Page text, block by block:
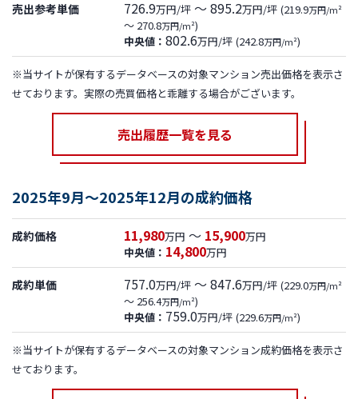
売出参考単価 726.9万円/坪 ～ 895.2万円/坪 (219.9万円/m²
～ 270.8万円/m²)
中央値： 802.6万円/坪 (242.8万円/m²)
※当サイトが保有するデータベースの対象マンション売出価格を表示さ
せております。実際の売買価格と乖離する場合がございます。
売出履歴一覧を見る
2025年9月～2025年12月の成約価格
成約価格 11,980万円 ～ 15,900万円
中央値： 14,800万円
成約単価 757.0万円/坪 ～ 847.6万円/坪 (229.0万円/m²
～ 256.4万円/m²)
中央値： 759.0万円/坪 (229.6万円/m²)
※当サイトが保有するデータベースの対象マンション成約価格を表示さ
せております。